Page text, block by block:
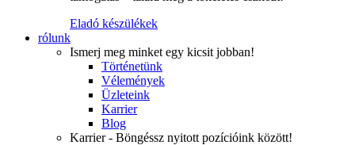
Eladó készülékek
rólunk
Ismerj meg minket egy kicsit jobban!
Történetünk
Vélemények
Üzleteink
Karrier
Blog
Karrier - Böngéssz nyitott pozícióink között!